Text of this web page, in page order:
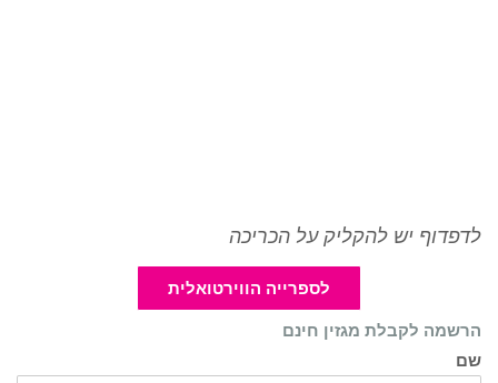
לדפדוף יש להקליק על הכריכה
לספרייה הווירטואלית
הרשמה לקבלת מגזין חינם
שם